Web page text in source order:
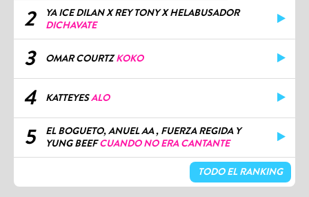
2
YA ICE DILAN X REY TONY X HELABUSADOR
DICHAVATE
3 OMAR COURTZKOKO
4 KATTEYESALO
5
EL BOGUETO, ANUEL AA , FUERZA REGIDA Y
YUNG BEEFCUANDO NO ERA CANTANTE
TODO EL RANKING